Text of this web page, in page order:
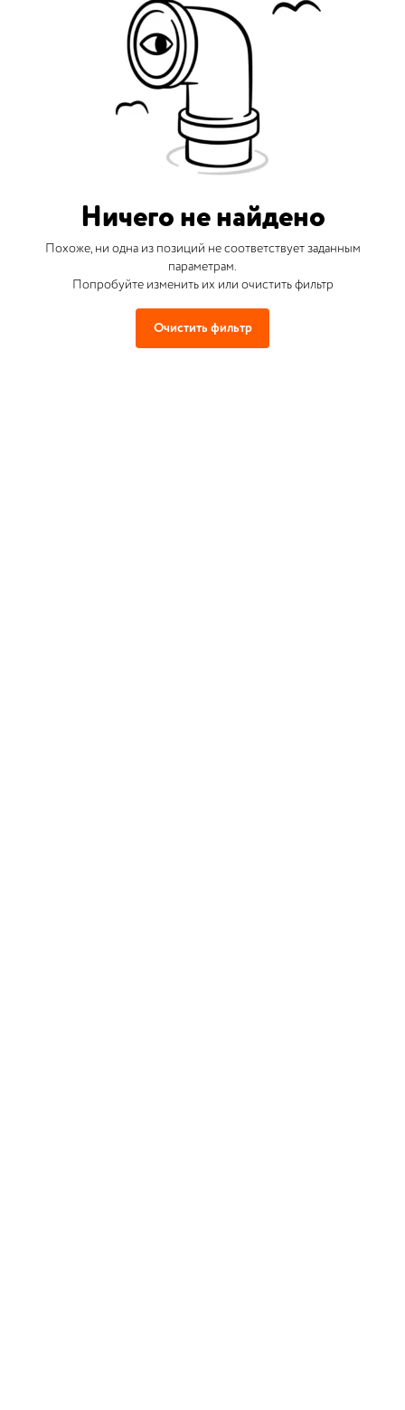
Ничего не найдено
Похоже, ни одна из позиций не соответствует заданным
параметрам.
Попробуйте изменить их или очистить фильтр
Очистить фильтр